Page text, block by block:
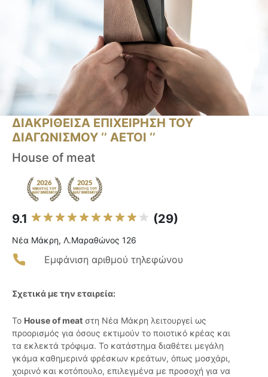
ΔΙΑΚΡΙΘΕΙΣΑ ΕΠΙΧΕΙΡΗΣΗ ΤΟΥ
ΔΙΑΓΩΝΙΣΜΟΥ ‘’ ΑΕΤΟΙ ‘’
House of meat
9.1 (29)
Νέα Μάκρη, Λ.Μαραθώνος 126
Εμφάνιση αριθμού τηλεφώνου
Σχετικά με την εταιρεία:
Το House of meat στη Νέα Μάκρη λειτουργεί ως
προορισμός για όσους εκτιμούν το ποιοτικό κρέας και
τα εκλεκτά τρόφιμα. Το κατάστημα διαθέτει μεγάλη
γκάμα καθημερινά φρέσκων κρεάτων, όπως μοσχάρι,
χοιρινό και κοτόπουλο, επιλεγμένα με προσοχή για να